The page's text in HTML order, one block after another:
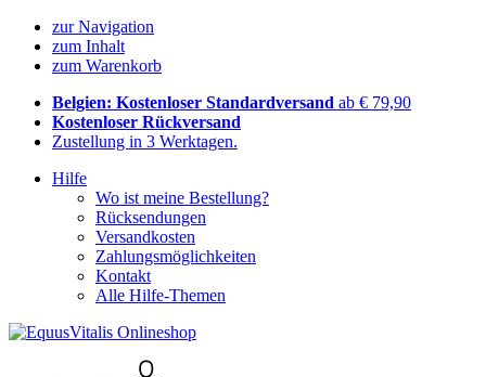
zur Navigation
zum Inhalt
zum Warenkorb
Belgien: Kostenloser Standardversand ab € 79,90
Kostenloser Rückversand
Zustellung in 3 Werktagen.
Hilfe
Wo ist meine Bestellung?
Rücksendungen
Versandkosten
Zahlungsmöglichkeiten
Kontakt
Alle Hilfe-Themen